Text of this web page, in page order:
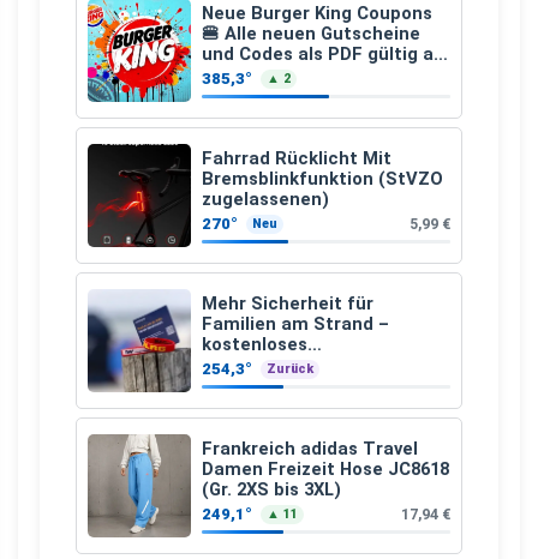
Neue Burger King Coupons
🍔 Alle neuen Gutscheine
und Codes als PDF gültig ab
25.07.2026 bis 04.09.2026
385,3° ▲ 2
Fahrrad Rücklicht Mit
Bremsblinkfunktion (StVZO
zugelassenen)
270° Neu 5,99 €
Mehr Sicherheit für
Familien am Strand –
kostenloses
Kindersuchband der DLRG
254,3° Zurück
Frankreich adidas Travel
Damen Freizeit Hose JC8618
(Gr. 2XS bis 3XL)
249,1° ▲ 11 17,94 €